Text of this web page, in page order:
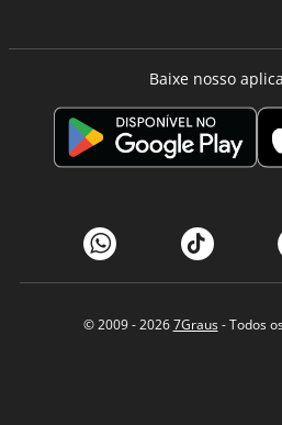
Baixe nosso
© 2009 - 20267Graus- Todos